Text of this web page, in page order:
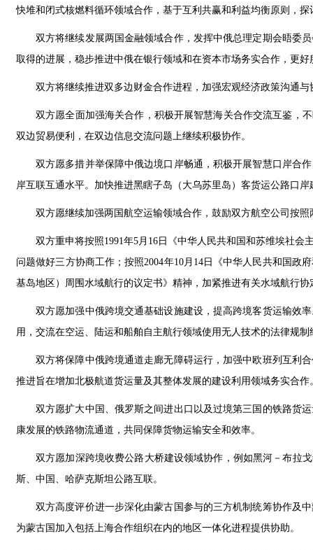
快堆和闭式核燃料循环领域合作，基于互利共赢和利益均衡原则，
双方将继续发展两国金融领域合作，发挥中俄总理定期会晤委
取得的进展，稳步推进中俄在银行领域和在资本市场务实合作，更
双方将继续推进双多边财金合作进程，加强宏观经济政策沟通
双方愿全面加强海关合作，积极开展智慧海关合作交流互鉴，
双边贸易便利，在双边信息交流问题上继续积极协作。
双方愿多措并举保障中俄边境口岸畅通，积极开展智慧口岸合
岸互联互通水平。加快推进黑瞎子岛（大乌苏里岛）客货运公路口岸
双方愿继续加强两国航空运输领域合作，鼓励双方航空公司按
双方重申将按照1991年5月16日《中华人民共和国和苏维埃社
问题做好三方协商工作；按照2004年10月14日《中华人民共和国
基岛地区）周围水域航行的议定书》精神，加紧推进有关水域航行
双方愿加强中俄跨境交通基础设施建设，提高跨境客货运输效
用，交流在空运、陆运和船舶自主航行领域使用无人技术的法律规制
双方将保障中俄跨境通道走廊无障碍运行，加强中欧班列互利
推进旨在增加北极航道货运量及其整体发展的建设利用领域务实合作
双方愿扩大中国、俄罗斯之间进出口以及过境第三国的铁路货
康发展的铁路物流通道，共同保障货物运输安全和效率。
双方愿加深跨境收费公路大桥建设领域协作，例如黑河－布拉
斯、中国、哈萨克斯坦公路互联。
双方高度评价进一步深化由蒙古国参与的三方机制统筹协作及
为蒙古国加入包括上海合作组织在内的地区一体化进程提供协助。